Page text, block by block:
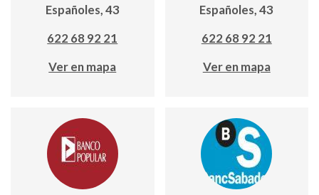
Españoles, 43
622 68 92 21
Ver en mapa
Españoles, 43
622 68 92 21
Ver en mapa